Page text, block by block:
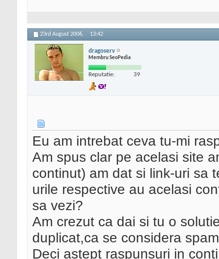
23rd August 2006, 13:42
dragoserv
Membru SeoPedia
Reputatie: 39
Eu am intrebat ceva tu-mi
Am spus clar pe acelasi site
continut) am dat si link-uri sa
urile respective au acelasi
sa vezi?
Am crezut ca dai si tu o
duplicat,ca se considera
Deci astept raspunsuri in